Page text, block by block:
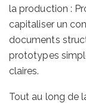
la production :
capitaliser un
documents
prototypes
claires.
Tout au long de